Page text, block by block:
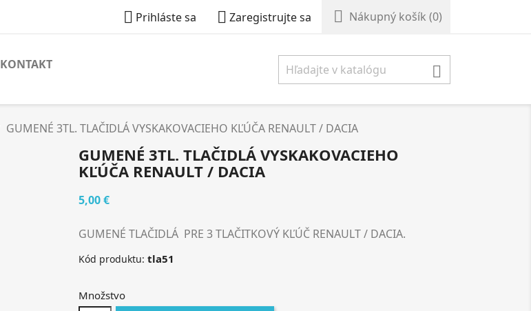
 Prihláste sa  Zaregistrujte sa  Nákupný košík (0)
KONTAKT 
GUMENÉ 3TL. TLAČIDLÁ VYSKAKOVACIEHO KĽÚČA RENAULT / DACIA
GUMENÉ 3TL. TLAČIDLÁ VYSKAKOVACIEHO
KĽÚČA RENAULT / DACIA
5,00 €
GUMENÉ TLAČIDLÁ PRE 3 TLAČITKOVÝ KĽÚČ RENAULT / DACIA.
Kód produktu: tla51
Množstvo